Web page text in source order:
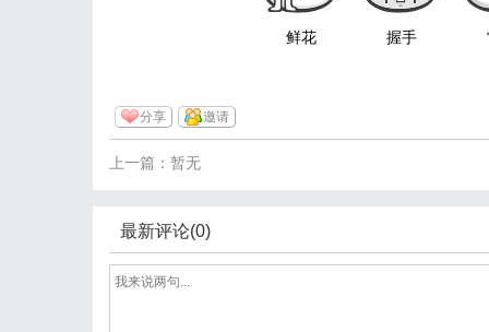
鲜花 握手
分享 邀请
上一篇：暂无
最新评论(0)